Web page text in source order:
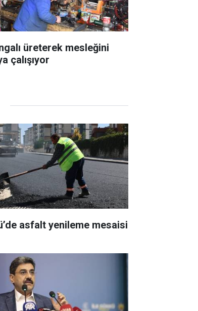
üreterek mesleğini
çalışıyor
asfalt yenileme mesaisi